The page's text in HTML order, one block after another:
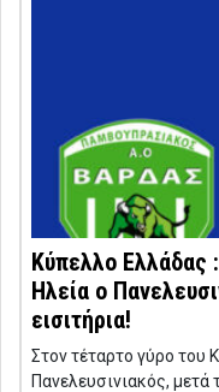
Κύπελλο Ελλάδας
Ηλεία ο
εισιτήρια!
Στον τέταρτο γύρο του
Πανελευσινιακός, μετά